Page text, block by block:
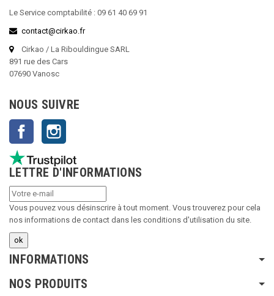
Le Service comptabilité : 09 61 40 69 91
contact@cirkao.fr
Cirkao / La Ribouldingue SARL
891 rue des Cars
07690 Vanosc
NOUS SUIVRE
Facebook
LETTRE D'INFORMATIONS
Vous pouvez vous désinscrire à tout moment. Vous trouverez pour cela
nos informations de contact dans les conditions d'utilisation du site.
INFORMATIONS
NOS PRODUITS